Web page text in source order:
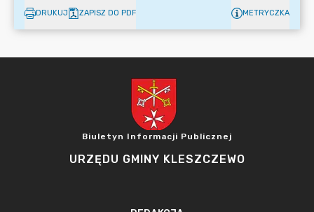
DRUKUJ ZAPISZ DO PDF METRYCZKA
Biuletyn Informacji Publicznej
URZĘDU GMINY KLESZCZEWO